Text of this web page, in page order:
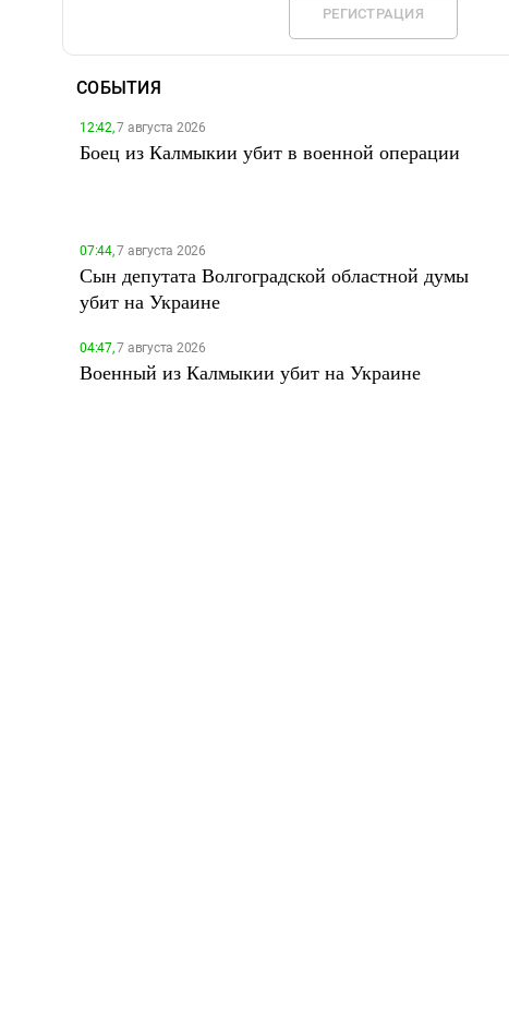
РЕГИСТРАЦИЯ
СОБЫТИЯ
12:42,7 августа 2026
Боец из Калмыкии убит в военной операции
07:44,7 августа 2026
Сын депутата Волгоградской областной думы
убит на Украине
04:47,7 августа 2026
Военный из Калмыкии убит на Украине